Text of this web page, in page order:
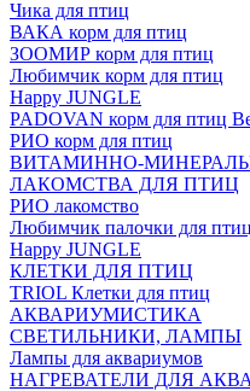
Чика для птиц
ВАКА корм для птиц
ЗООМИР корм для птиц
Любимчик корм для птиц
Happy JUNGLE
PADOVAN корм для птиц
РИО корм для птиц
ВИТАМИННО-
ЛАКОМСТВА ДЛЯ ПТИЦ
РИО лакомство
Любимчик палочки для птиц
Happy JUNGLE
КЛЕТКИ ДЛЯ ПТИЦ
TRIOL Клетки для птиц
АКВАРИУМИСТИКА
СВЕТИЛЬНИКИ, ЛАМПЫ
Лампы для аквариумов
НАГРЕВАТЕЛИ ДЛЯ